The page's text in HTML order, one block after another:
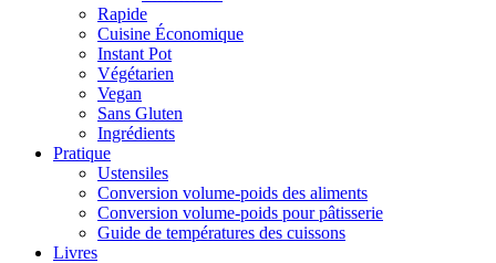
Rapide
Cuisine Économique
Instant Pot
Végétarien
Vegan
Sans Gluten
Ingrédients
Pratique
Ustensiles
Conversion volume-poids des aliments
Conversion volume-poids pour pâtisserie
Guide de températures des cuissons
Livres